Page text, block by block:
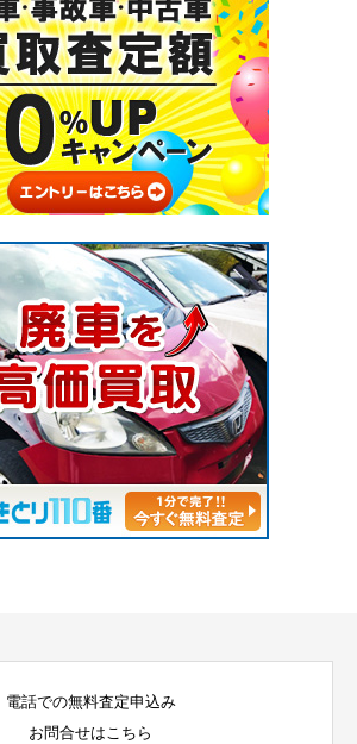
電話での無料査定申込み
お問合せはこちら